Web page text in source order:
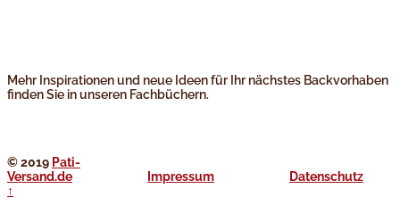
Mehr Inspirationen und neue Ideen für Ihr nächstes Backvorhaben
finden Sie in unseren Fachbüchern.
© 2019 Pati-
Versand.de
Impressum
Datenschutz
↑